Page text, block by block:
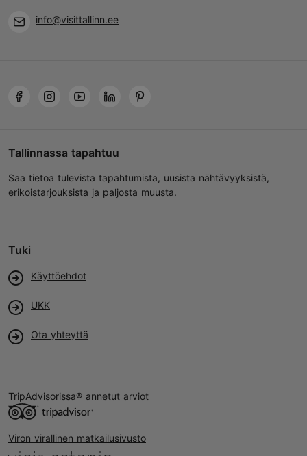
info@visittallinn.ee
Tallinnassa tapahtuu
Saa tietoa tulevista tapahtumista, uusista nähtävyyksistä,
erikoistarjouksista ja paljosta muusta.
Tuki
Käyttöehdot
UKK
Ota yhteyttä
TripAdvisorissa® annetut arviot
Viron virallinen matkailusivusto